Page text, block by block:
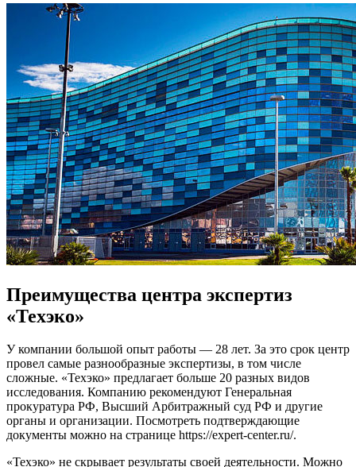
Преимущества центра экспертиз
«Техэко»
У компании большой опыт работы — 28 лет. За это срок центр
провел самые разнообразные экспертизы, в том числе
сложные. «Техэко» предлагает больше 20 разных видов
исследования. Компанию рекомендуют Генеральная
прокуратура РФ, Высший Арбитражный суд РФ и другие
органы и организации. Посмотреть подтверждающие
документы можно на странице https://expert-center.ru/.
«Техэко» не скрывает результаты своей деятельности. Можно